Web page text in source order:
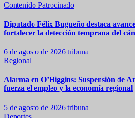
Contenido Patrocinado
Diputado Félix Bugueño destaca
fortalecer la detección temprana del
6 de agosto de 2026 tribuna
Regional
Alarma en O’Higgins: Suspensión de
fuerza el empleo y la economía regional
5 de agosto de 2026 tribuna
Deportes